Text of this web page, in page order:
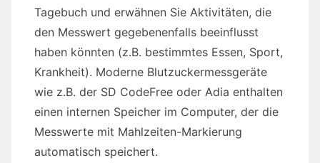
Tagebuch und erwähnen Sie Aktivitäten, die
den Messwert gegebenenfalls beeinflusst
haben könnten (z.B. bestimmtes Essen, Sport,
Krankheit). Moderne Blutzuckermessgeräte
wie z.B. der SD CodeFree oder Adia enthalten
einen internen Speicher im Computer, der die
Messwerte mit Mahlzeiten-Markierung
automatisch speichert.